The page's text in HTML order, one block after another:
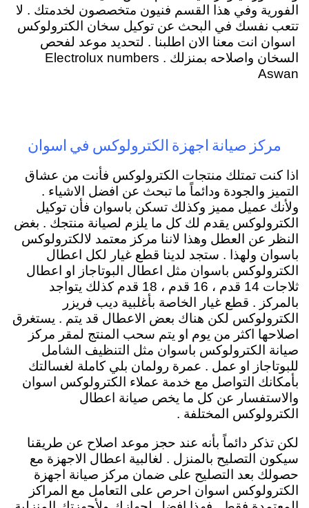
الفورية وفي هذا القسم فنيون متخصصون لخدمتك . لا
تتعب نفسك في البحث عن توكيل سخان الكترولوكس
اسوان انت معنا الان اطلبنا . لتحديد موعد لفحص
السخان واصلاحه بمنزلك . Electrolux numbers
Aswan
مركز صيانة اجهزة الكترولوكس في اسوان
اذا كنت تمتلك منتجات الكترولوكس فأنت من عشاق
التميز والجودة ودائماً ما تبحث عن افضل الاشياء .
ولأنك عميل مميز وكذلك تسكن باسوان فأن توكيل
الكترولوكس يقدم لك كل ما يلزم لصيانة منتجك . بغض
النظر عن العطل وهذا لاننا مركز معتمد لالكترولوكس
باسوان ولهذا . ستجد لدينا قطع غيار لكل اعطال
الكترولوكس باسوان مثل اعطال البوتاجاز او اعطال
ثلاجات 14 قدم ، 16 قدم ، 18 قدم كذلك يتواجد
بالمركز . قطع غيار الخاصة بأغلبية ديب فريزر
الكترولوكس لكن هناك بعض الاعطال قد يتم . يستغرق
اصلاحها اكثر من يوم او يتم سحب المنتج لمقر مركز
صيانة الكترولوكس باسوان مثل التنظيف الشامل
للبوتاجاز او عمل . عمرة رولمان بلي كاملة لغسالتك
بأمكانك التواصل مع خدمة عملاء الكترولوكس اسوان
والاستفسار عن كل ما يخص صيانة اعطال
الكترولوكس المختلفة .
لكن تذكر دائماً بأنه عند حجز موعد اصلاح عن طريقنا
سيكون التصليح بالمنزل . لغالبية اعطال الاجهزة مع
حصولك بعد التصليح على ضمان مركز صيانة اجهزة
الكترولوكس اسوان احرص على التعامل مع المراكز